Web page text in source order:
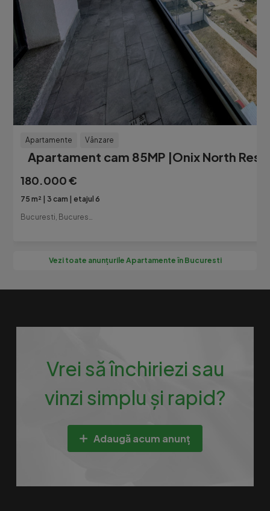
Apartamente Vânzare
Apartament cam 85MP |Onix North
180.000 €
75 m² 3 cam
etajul 6
Bucuresti, Bucuresti-Ilfov
Vezi toate anunțurile Apartamente în Bucuresti
Vrei să închiriezi sau
vinzi simplu și rapid?
Adaugă acum anunț